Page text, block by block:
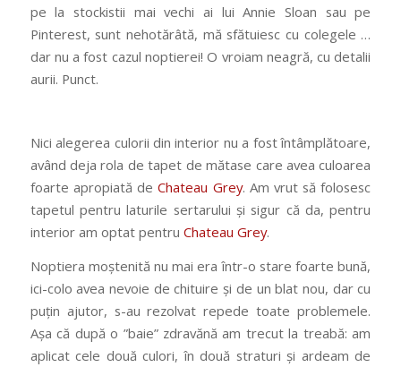
pe la stockistii mai vechi ai lui Annie Sloan sau pe
Pinterest, sunt nehotărâtă, mă sfătuiesc cu colegele …
dar nu a fost cazul noptierei! O vroiam neagră, cu detalii
aurii. Punct.
Nici alegerea culorii din interior nu a fost întâmplătoare,
având deja rola de tapet de mătase care avea culoarea
foarte apropiată deChateau Grey. Am vrut să folosesc
tapetul pentru laturile sertarului și sigur că da, pentru
interior am optat pentru Chateau Grey.
Noptiera moștenită nu mai era într-o stare foarte bună,
ici-colo avea nevoie de chituire și de un blat nou, dar cu
puțin ajutor, s-au rezolvat repede toate problemele.
Așa că după o ”baie” zdravănă am trecut la treabă: am
aplicat cele două culori, în două straturi și ardeam de